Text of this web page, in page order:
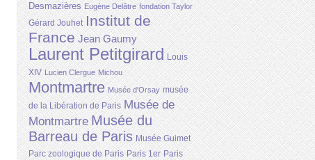
Desmazières Eugène Delâtre fondation Taylor
Gérard Jouhet Institut de
France Jean Gaumy
Laurent Petitgirard Louis
XIV Lucien Clergue Michou
Montmartre Musée d'Orsay musée
de la Libération de Paris Musée de
Montmartre Musée du
Barreau de Paris Musée Guimet
Parc zoologique de Paris Paris 1er Paris